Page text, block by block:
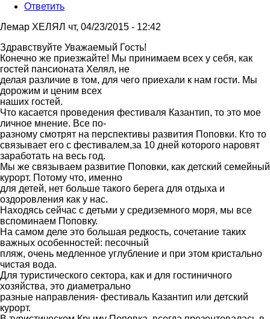
пансион…
Ответить
Лемар ХЕЛЯЛ чт, 04/23/2015 - 12:42
Ответ
на
Вот
веть
вам
теперь
несчатье
от
Гость!
Здравствуйте Уважаемый Гость!
Конечно же приезжайте! Мы принимаем всех у себя, как
гостей пансионата Хелял, не
делая различие в том, для чего приехали к нам гости. Мы
дорожим и ценим всех
наших гостей.
Что касается проведения фестиваля Казантип, то это мое
личное мнение. Все по-
разному смотрят на перспективы развития Поповки. Кто то
связывает его с фестивалем,за 10 дней которого наровят
заработать на весь год.
Мы же связываем развитие Поповки, как детский семейный
курорт. Потому что, именно
для детей, нет больше такого берега для отдыха и
оздоровления как у нас.
Находясь сейчас с детьми у средиземного моря, мы все
вспоминаем Поповку.
На самом деле это большая редкость, сочетание таких
важных особенностей: песочный
пляж, очень медленное углубление и при этом кристально
чистая вода.
Для туристического сектора, как и для гостиничного
хозяйства, это диаметрально
разные направления- фестиваль Казантип или детский
курорт.